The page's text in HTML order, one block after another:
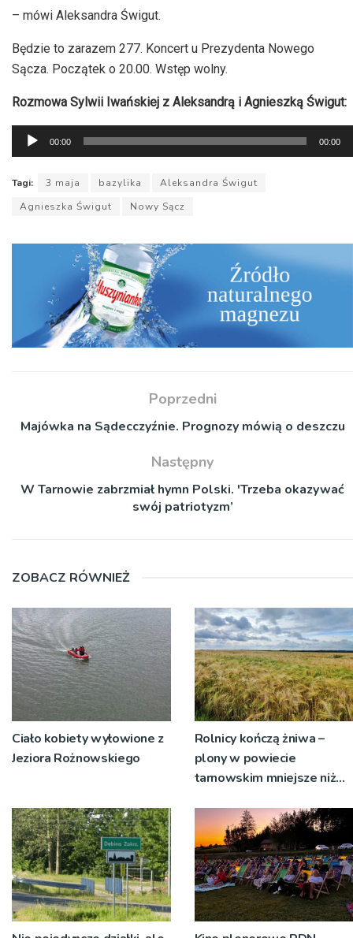
– mówi Aleksandra Świgut.
Będzie to zarazem 277. Koncert u Prezydenta Nowego
Sącza. Początek o 20.00. Wstęp wolny.
Rozmowa Sylwii Iwańskiej z Aleksandrą i Agnieszką Świgut:
Odtwarzacz
plików
dźwiękowych
00:00 00:00
Tagi: 3 maja bazylika
Aleksandra Świgut
Agnieszka Świgut
Nowy Sącz
Poprzedni
Majówka na Sądecczyźnie. Prognozy mówią o deszczu
Następny
W Tarnowie zabrzmiał hymn Polski. 'Trzeba okazywać
swój patriotyzm’
ZOBACZ RÓWNIEŻ
Ciało kobiety wyłowione z
Jeziora Rożnowskiego
Rolnicy kończą żniwa –
plony w powiecie
tarnowskim mniejsze niż